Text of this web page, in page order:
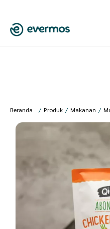
Beranda / Produk / Makanan /